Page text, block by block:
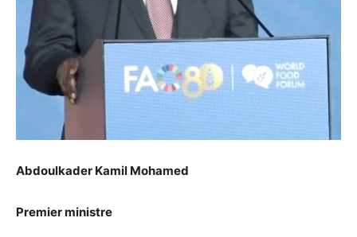
Abdoulkader Kamil Mohamed
Premier ministre